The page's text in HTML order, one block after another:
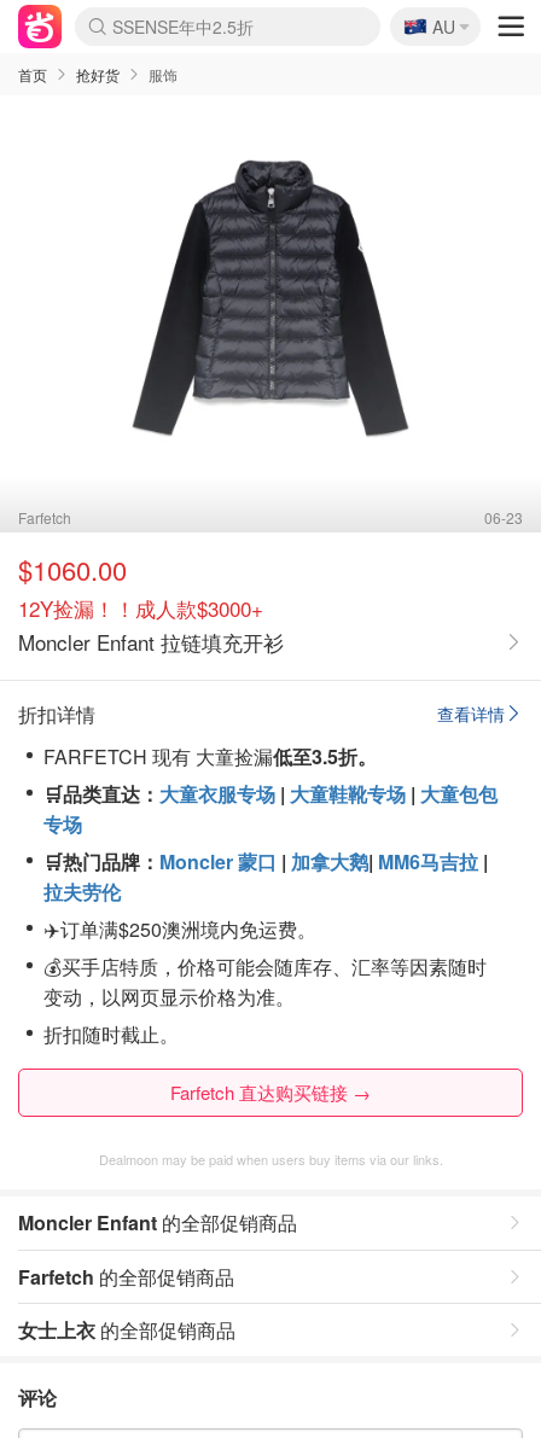
lululemon折扣上新
Sasa美妆护肤3.5折
SSENSE年中2.5折
FreshBeauty好价汇总
Cettire降价+叠9折
WWS Coles超市实拍
viagogo二手票捡漏
Myer超级周末
The Outnet奢牌1折起
David Jones 3折起
Flannels大牌1折
Perfumes Club护肤1折
AMIRO面罩$251
Amazon折扣汇总
eToro入金$200送$50
Amazon数码好物
ICONIC本周7.5折
ThedoubleF高奢地板价
Moose Knuckles 6折
丝芙兰5折起
EUFY摄像头$98
Selenichast首饰2折
Trip机票酒店促销
YSL送5件彩妆礼
Amazon家居好物
Amazon美妆护肤
雅漾大喷$8
过敏原检测盒$33
伊索独家赠50ml沐浴露
科颜氏高保湿面霜$29
SEALIFE海洋馆门票6折
丝塔芙大白罐$16
订阅Newsletter送香薰
Cult Beauty 6.8折
Harrods圣诞日历$525
LN-CC奢牌私促3折
d'Alba空姐喷雾$16
EVE LOM套装£56
Bernardelli独家4折
Adore Beauty 6折起
CT圣诞日历
Mytheresa奢品2.7折
Luxury Escapes 9折
Currentbody美容仪$881
MOON Garden Live
Roborock扫地机$649
Tingo Life水杯$24
Valentino官网5折
CR洗护套装$23
修丽可4件套$159
Myer彩妆2件7折
GANNI官网4.5折
Stylevana韩妆4折
Tessabit高奢8.5折
OGX洗发水$11
Amazon阿德莱德次日达
卡诗8.5折+赠礼
Philips Hue灯具8折
🇦🇺
AU
首页 抢好货 服饰
Farfetch 06-23
$1060.00
12Y捡漏！！成人款$3000+
Moncler Enfant 拉链填充开衫
查看详情
折扣详情
FARFETCH 现有 大童捡漏低至3.5折。
🛒品类直达： 大童衣服专场 | 大童鞋靴专场 | 大童包包
专场
🛒热门品牌： Moncler 蒙口 | 加拿大鹅| MM6马吉拉 |
拉夫劳伦
✈️订单满$250澳洲境内免运费。
💰买手店特质，价格可能会随库存、汇率等因素随时
变动，以网页显示价格为准。
折扣随时截止。
Farfetch 直达购买链接 →
Dealmoon may be paid when users buy items via our links.
Moncler Enfant 的全部促销商品
Farfetch 的全部促销商品
女士上衣 的全部促销商品
评论